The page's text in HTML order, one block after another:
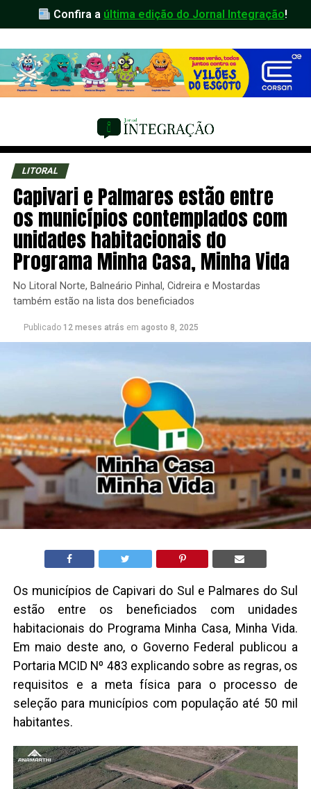
Confira a última edição do Jornal Integração!
LITORAL
Capivari e Palmares estão entre
os municípios contemplados com
unidades habitacionais do
Programa Minha Casa, Minha Vida
No Litoral Norte, Balneário Pinhal, Cidreira e Mostardas
também estão na lista dos beneficiados
Publicado 12 meses atrás em agosto 8, 2025
Os municípios de Capivari do Sul e Palmares do Sul
estão entre os beneficiados com unidades
habitacionais do Programa Minha Casa, Minha Vida.
Em maio deste ano, o Governo Federal publicou a
Portaria MCID Nº 483 explicando sobre as regras, os
requisitos e a meta física para o processo de
seleção para municípios com população até 50 mil
habitantes.